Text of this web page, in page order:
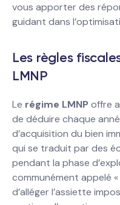
vous apporter des
guidant dans
Les règles
LMNP
Le régime LMNPoffre
de déduire chaque
d’acquisition du bien
qui se traduit par des
pendant la phase
communément appelé
d’alléger l’assiette